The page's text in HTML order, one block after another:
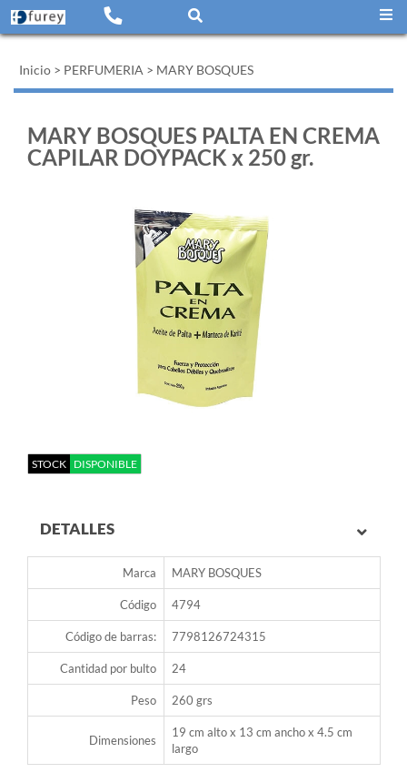
Inicio > PERFUMERIA > MARY BOSQUES
MARY BOSQUES PALTA EN CREMA
CAPILAR DOYPACK x 250 gr.
STOCK DISPONIBLE
DETALLES
Marca MARY BOSQUES
Código 4794
Código de barras: 7798126724315
Cantidad por bulto 24
Peso 260 grs
Dimensiones
19 cm alto x 13 cm ancho x 4.5 cm
largo